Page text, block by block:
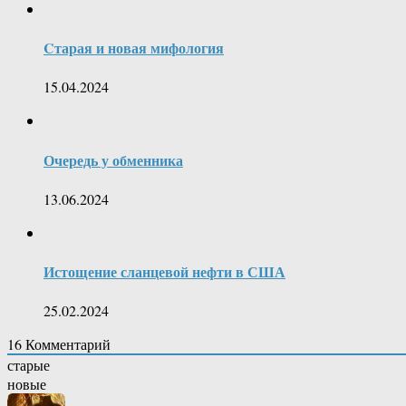
Cтарая и новая мифология
15.04.2024
Очередь у обменника
13.06.2024
Истощение сланцевой нефти в США
25.02.2024
16Комментарий
старые
новые